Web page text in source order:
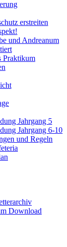
erstreiten
und Andreanum
Praktikum
Jahrgang 5
Jahrgang 6-10
und Regeln
Download